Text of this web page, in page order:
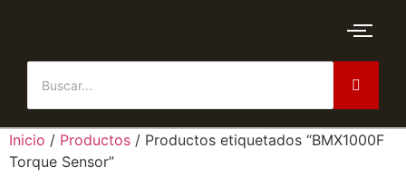
Inicio / Productos / Productos etiquetados “BMX1000F
Torque Sensor”